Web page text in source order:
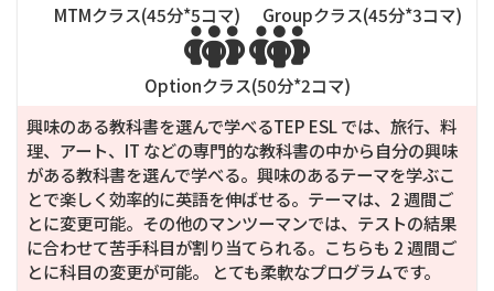
MTMクラス(45分*5コマ) Groupクラス(45分*3コマ)

Optionクラス(50分*2コマ)
興味のある教科書を選んで学べるTEP ESL では、旅行、料
理、アート、IT などの専門的な教科書の中から自分の興味
がある教科書を選んで学べる。興味のあるテーマを学ぶこ
とで楽しく効率的に英語を伸ばせる。テーマは、2 週間ご
とに変更可能。その他のマンツーマンでは、テストの結果
に合わせて苦手科目が割り当てられる。こちらも 2 週間ご
とに科目の変更が可能。 とても柔軟なプログラムです。